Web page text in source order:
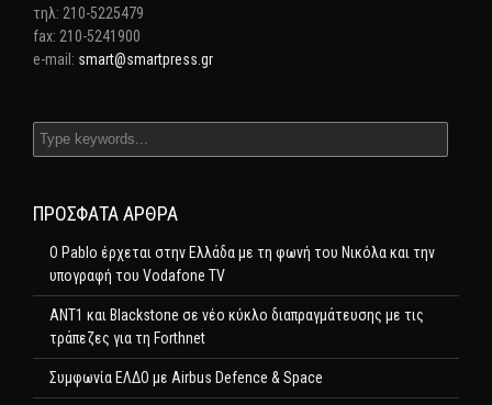
τηλ: 210-5225479
fax: 210-5241900
e-mail: smart@smartpress.gr
ΠΡΌΣΦΑΤΑ ΆΡΘΡΑ
Ο Pablo έρχεται στην Ελλάδα με τη φωνή του Νικόλα και την
υπογραφή του Vodafone TV
ΑΝΤ1 και Blackstone σε νέο κύκλο διαπραγμάτευσης με τις
τράπεζες για τη Forthnet
Συμφωνία ΕΛΔΟ με Airbus Defence & Space